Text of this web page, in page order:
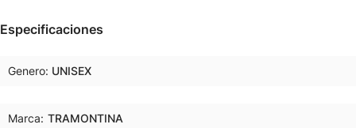
Especificaciones
Genero UNISEX
Marca: TRAMONTINA